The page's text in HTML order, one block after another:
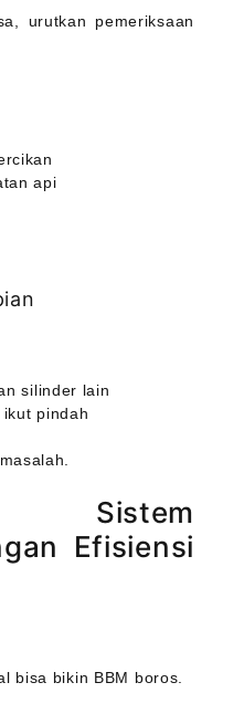
urutkan pemeriksaan
api
silinder lain
pindah
Sistem
Efisiensi
bisa bikin BBM boros.